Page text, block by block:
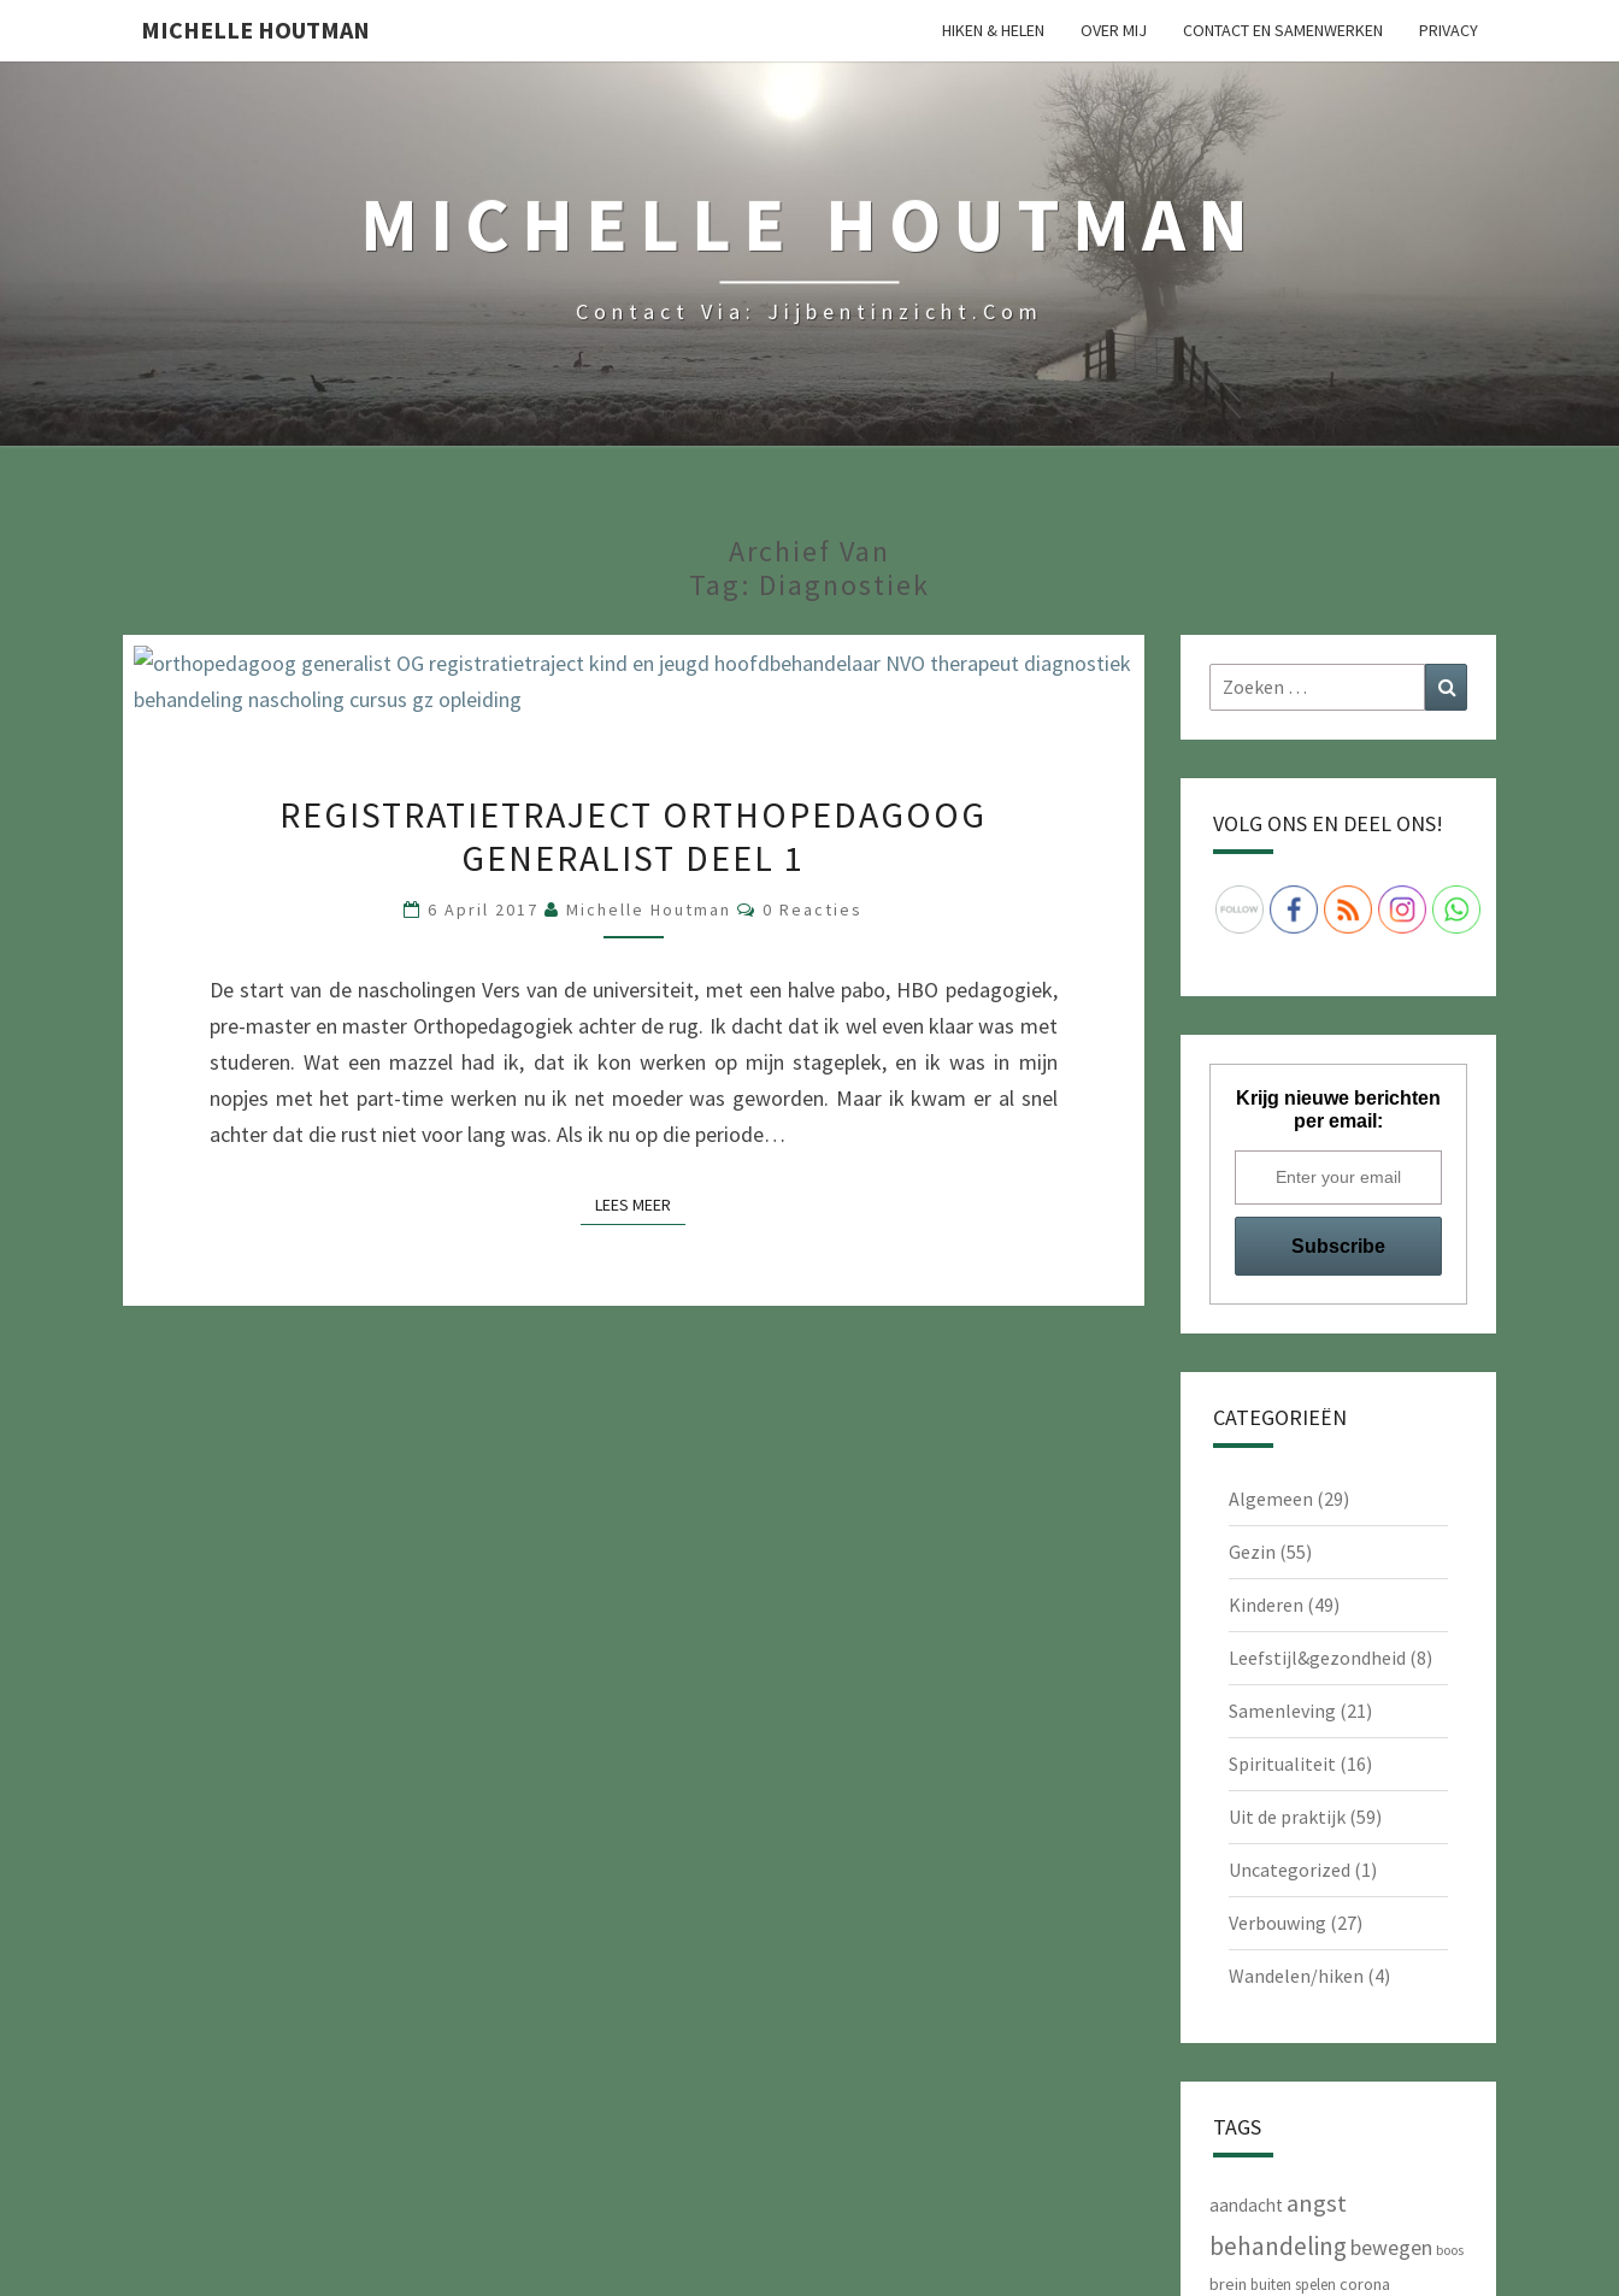
MICHELLE HOUTMAN HIKEN & HELEN OVER MIJ CONTACT EN SAMENWERKEN PRIVACY
MICHELLE HOUTMAN
Contact Via: Jijbentinzicht.com
Archief Van
Tag: Diagnostiek
ORTHOPEDAGOOG
GENERALIST
1
REGISTRATIETRAJECT ORTHOPEDAGOOG
GENERALIST DEEL 1
6 April 2017 Michelle Houtman Reacties
0 Reacties
De start van de nascholingen Vers van de universiteit, met een halve pabo, HBO pedagogiek,
pre-master en master Orthopedagogiek achter de rug. Ik dacht dat ik wel even klaar was met
studeren. Wat een mazzel had ik, dat ik kon werken op mijn stageplek, en ik was in mijn
nopjes met het part-time werken nu ik net moeder was geworden. Maar ik kwam er al snel
achter dat die rust niet voor lang was. Als ik nu op die periode…
LEES MEER
Zoeken
naar:
VOLG ONS EN DEEL ONS!
Krijg nieuwe berichten
per email:
CATEGORIEËN
Algemeen (29)
Gezin (55)
Kinderen (49)
Leefstijl&gezondheid (8)
Samenleving (21)
Spiritualiteit (16)
Uit de praktijk(59)
Uncategorized (1)
Verbouwing (27)
Wandelen/hiken (4)
TAGS
aandacht angst
behandeling bewegen boos
brein buiten spelen corona